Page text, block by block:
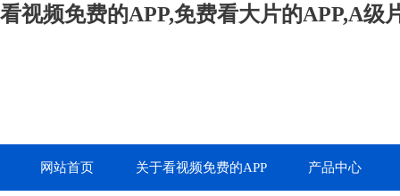
看视频免费的APP,免费看大片的APP,A级
网站首页 关于看视频免费的APP 产品中心